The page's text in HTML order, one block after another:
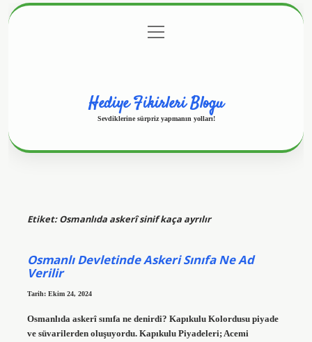
Gizlilik Politikası
menüyü
aç
Hediye Fikirleri Blogu
Sevdiklerine sürpriz yapmanın yolları!
Etiket:Osmanlıda askerî sinif kaça ayrılır
Osmanlı Devletinde Askeri Sınıfa Ne Ad
Verilir
Tarih: Ekim 24, 2024
Osmanlıda askerî sınıfa ne denirdi? Kapıkulu Kolordusu piyade
ve süvarilerden oluşuyordu. Kapıkulu Piyadeleri; Acemi